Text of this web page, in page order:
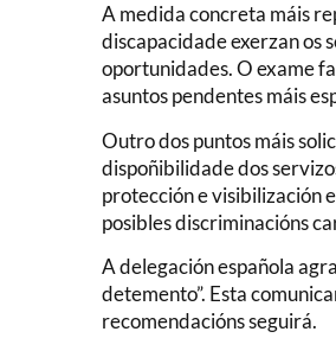
A medida concreta máis
discapacidade exerzan os
oportunidades. O exame
asuntos pendentes máis
Outro dos puntos máis
dispoñibilidade dos
protección e visibilización
posibles discriminacións
A delegación española
detemento”. Esta
recomendacións seguirá.